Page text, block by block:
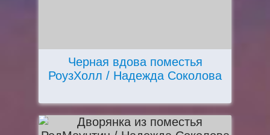
Черная вдова поместья
РоузХолл / Надежда Соколова